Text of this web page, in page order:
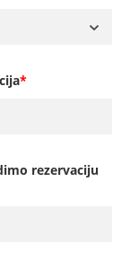
*
rezervaciju